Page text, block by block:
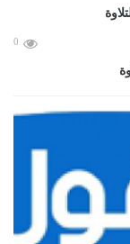
0